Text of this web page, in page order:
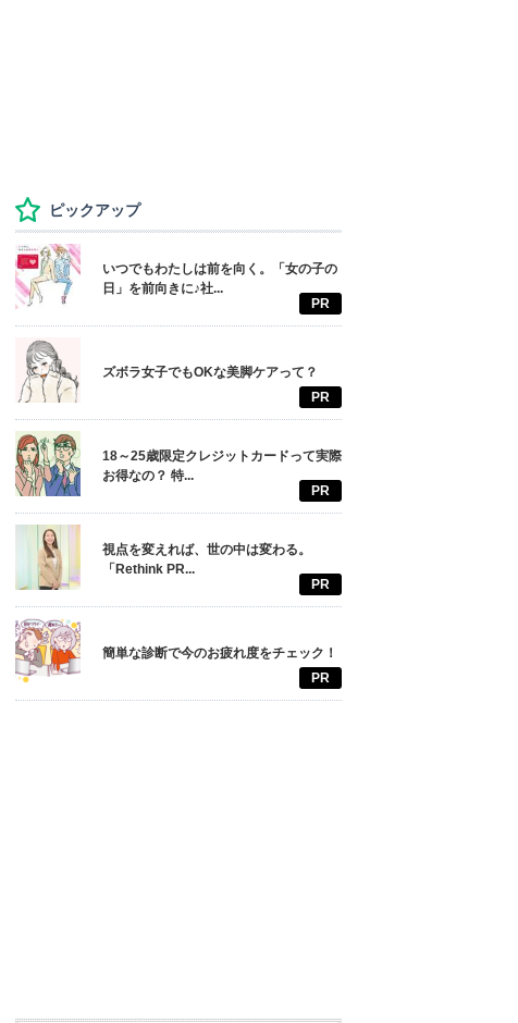
ピックアップ
いつでもわたしは前を向く。「女の子の
日」を前向きに♪社...
PR
ズボラ女子でもOKな美脚ケアって？
PR
18～25歳限定クレジットカードって実際
お得なの？ 特...
PR
視点を変えれば、世の中は変わる。
「Rethink PR...
PR
簡単な診断で今のお疲れ度をチェック！
PR